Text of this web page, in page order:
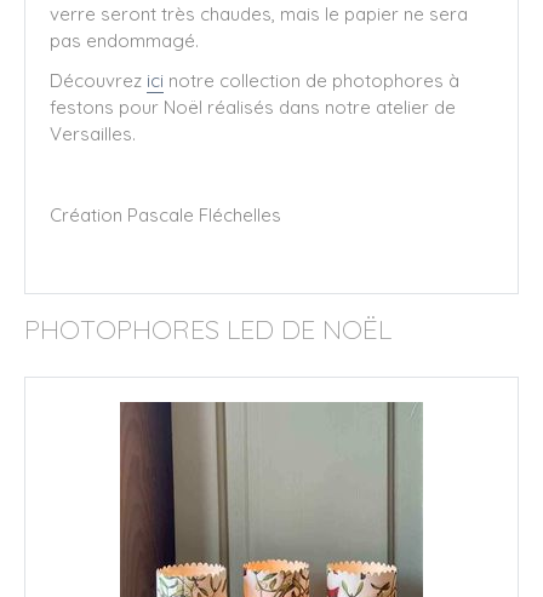
verre seront très chaudes, mais le papier ne sera
pas endommagé.
Découvrez ici notre collection de photophores à
festons pour Noël réalisés dans notre atelier de
Versailles.
Création Pascale Fléchelles
PHOTOPHORES LED DE NOËL